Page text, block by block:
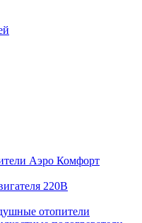
Аэро Комфорт
220В
отопители